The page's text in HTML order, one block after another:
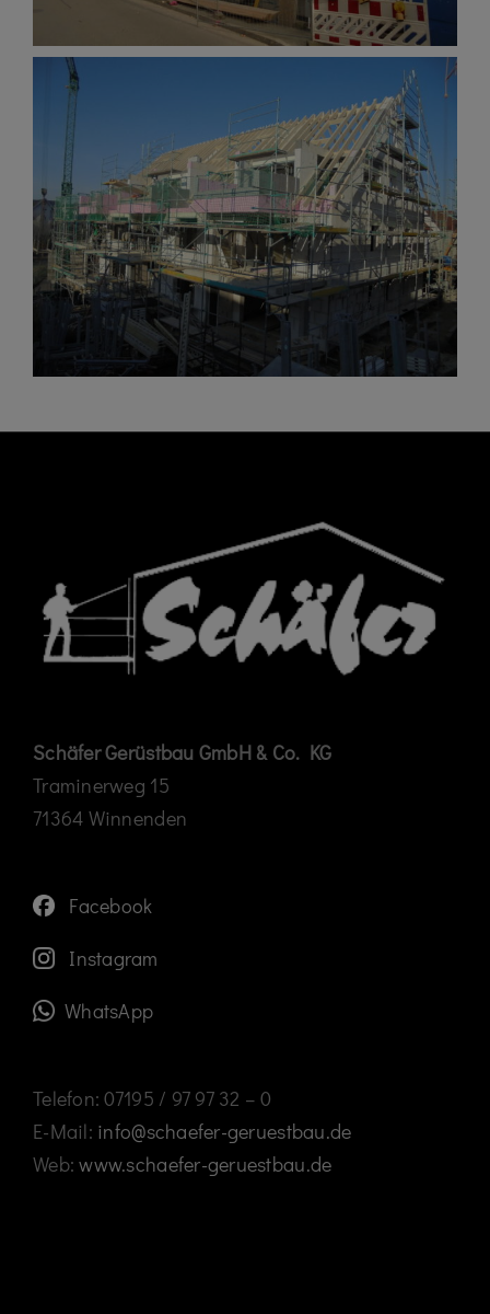
Schäfer Gerüstbau GmbH & Co. KG
Traminerweg 15
71364 Winnenden
Facebook
Instagram
WhatsApp
Telefon: 07195 / 97 97 32 – 0
E-Mail: info@schaefer-geruestbau.de
Web:www.schaefer-geruestbau.de